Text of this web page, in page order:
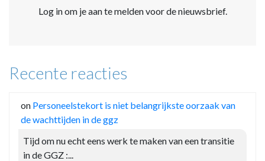
Log in om je aan te melden voor de nieuwsbrief.
Recente reacties
on Personeelstekort is niet belangrijkste oorzaak van
de wachttijden in de ggz
Tijd om nu echt eens werk te maken van een transitie
in de GGZ :...